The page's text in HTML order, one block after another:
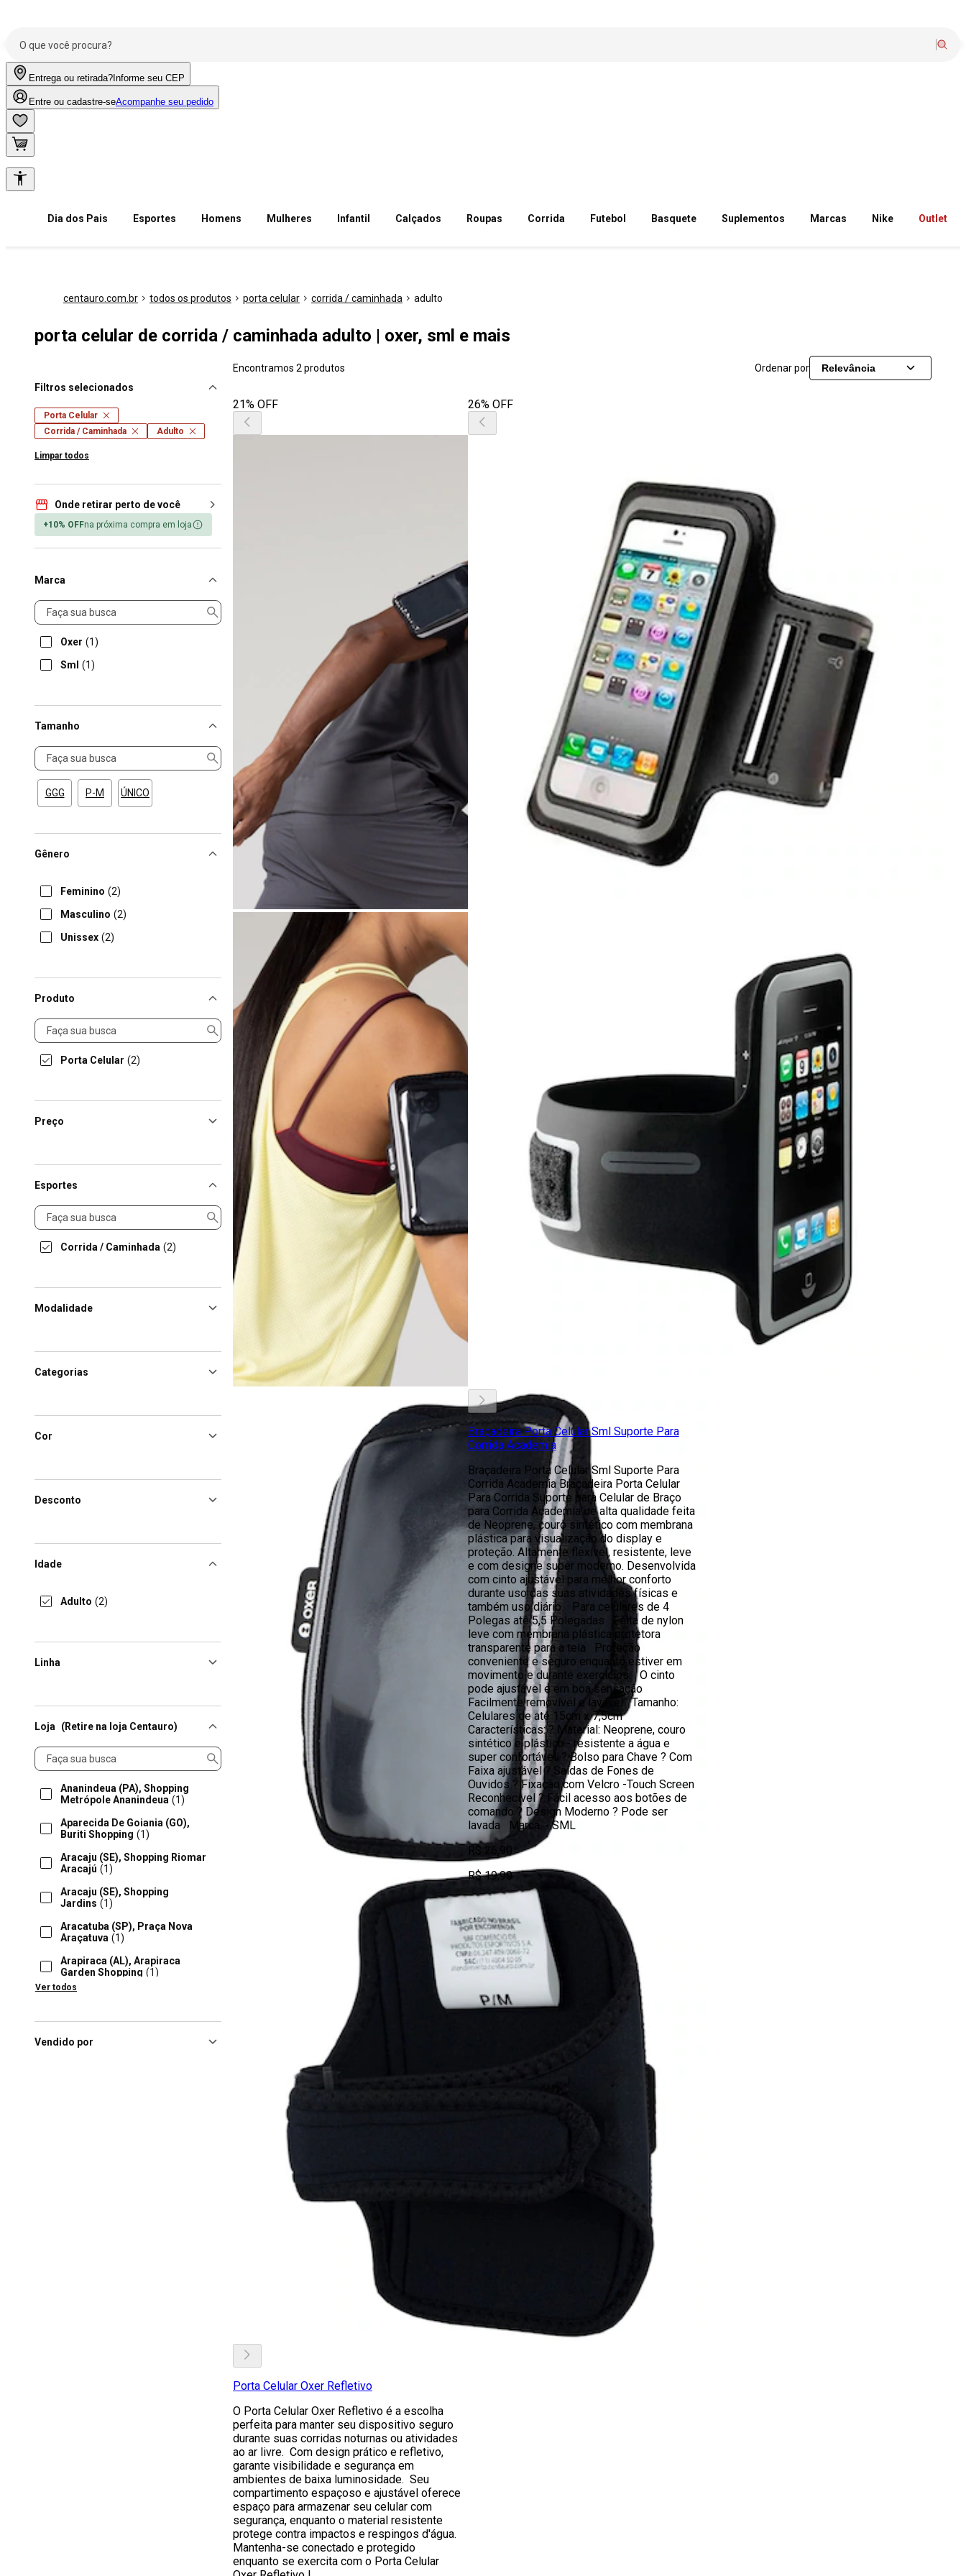
Entrega ou retirada? Informe seu CEP
Entre ou cadastre-seAcompanhe seu pedido
Dia dos Pais Esportes Homens Mulheres Infantil Calçados Roupas Corrida Futebol Basquete Suplementos Marcas Nike Outlet
centauro.com.br todos os produtos porta celular corrida / caminhada adulto
porta celular de corrida / caminhada adulto | oxer, sml e mais
Filtros selecionados
Porta Celular
Corrida / Caminhada
Adulto
Limpar todos
Onde retirar perto de você
+10% OFFna próxima compra em loja
Marca
Marca
Oxer (1)
Sml (1)
Tamanho
Tamanho
GGG P-M ÚNICO
Gênero
Feminino (2)
Masculino (2)
Unissex (2)
Produto
Produto
Porta Celular (2)
Preço
Esportes
Esportes
Corrida / Caminhada (2)
Modalidade
Categorias
Cor
Desconto
Idade
Adulto (2)
Linha
Loja (Retire na loja Centauro)
Loja
Ananindeua (PA), Shopping
Metrópole Ananindeua (1)
Aparecida De Goiania (GO),
Buriti Shopping (1)
Aracaju (SE), Shopping Riomar
Aracajú (1)
Aracaju (SE), Shopping
Jardins (1)
Aracatuba (SP), Praça Nova
Araçatuva (1)
Arapiraca (AL), Arapiraca
Garden Shopping (1)
Araras (SP), Centauro Na Área
Balneário Camboriú
Ver todos
Vendido por
Encontramos 2 produtos Ordenar por Relevância
21% OFF
Porta Celular Oxer Refletivo
O Porta Celular Oxer Refletivo é a escolha
perfeita para manter seu dispositivo seguro
durante suas corridas noturnas ou atividades
ao ar livre. Com design prático e refletivo,
garante visibilidade e segurança em
ambientes de baixa luminosidade. Seu
compartimento espaçoso e ajustável oferece
espaço para armazenar seu celular com
segurança, enquanto o material resistente
protege contra impactos e respingos d'água.
Mantenha-se conectado e protegido
enquanto se exercita com o Porta Celular
26% OFF
Braçadeira Porta Celular Sml Suporte Para
Corrida Academia
Braçadeira Porta Celular Sml Suporte Para
Corrida Academia Braçadeira Porta Celular
Para Corrida Suporte para Celular de Braço
para Corrida Academia de alta qualidade feita
de Neoprene, couro sintético com membrana
plástica para visualização do display e
proteção. Altamente flexível, resistente, leve
e com designe super moderno. Desenvolvida
com cinto ajustável para melhor conforto
durante uso das suas atividades físicas e
também uso diário. Para celulares de 4
Polegas até 5,5 Polegadas Feita de nylon
leve com membrana plástica protetora
transparente para a tela Proteção
conveniente e seguro enquanto estiver em
movimento e durante exercícios. O cinto
pode ajustável e em boa sensação
Facilmente removível e lavável Tamanho:
Celulares de até 15cm x 7,5cm
Características: ? Material: Neoprene, couro
sintético e plástico.- resistente a água e
super confortável. ? Bolso para Chave ? Com
Faixa ajustável ? Saídas de Fones de
Ouvidos ? Fixação com Velcro -Touch Screen
Reconhecível ? Fácil acesso aos botões de
comando ? Design Moderno ? Pode ser
lavada Marca: - SML
R$ 26,90
R$ 19,90